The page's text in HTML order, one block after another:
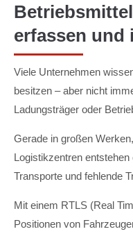
erfassen und
Viele Unternehmen
besitzen – aber nicht
Ladungsträger oder
Gerade in großen
Logistikzentren
Transporte und fehlende
Mit einem RTLS (Real
Positionen von